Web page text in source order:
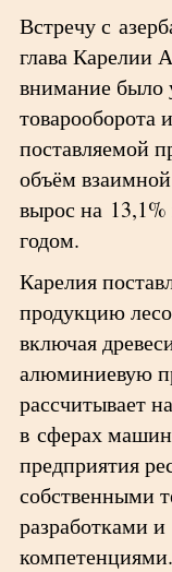
Встречу с
глава Карелии
внимание было
товарооборота
поставляемой
объём
вырос на
годом.
Карелия
продукцию
включая
алюминиевую
рассчитывает
в сферах
предприятия
собственными
разработками
компетенциями.